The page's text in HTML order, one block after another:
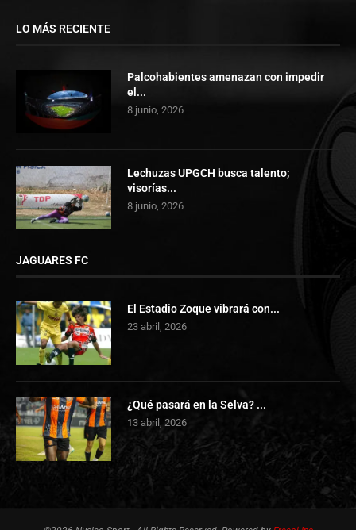
LO MÁS RECIENTE
Palcohabientes amenazan con impedir
el...
8 junio, 2026
Lechuzas UPGCH busca talento;
visorías...
8 junio, 2026
JAGUARES FC
El Estadio Zoque vibrará con...
23 abril, 2026
¿Qué pasará en la Selva? ...
13 abril, 2026